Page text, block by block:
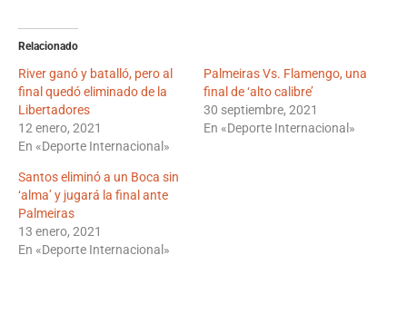
Relacionado
River ganó y batalló, pero al
final quedó eliminado de la
Libertadores
12 enero, 2021
En «Deporte Internacional»
Palmeiras Vs. Flamengo, una
final de ‘alto calibre’
30 septiembre, 2021
En «Deporte Internacional»
Santos eliminó a un Boca sin
‘alma’ y jugará la final ante
Palmeiras
13 enero, 2021
En «Deporte Internacional»